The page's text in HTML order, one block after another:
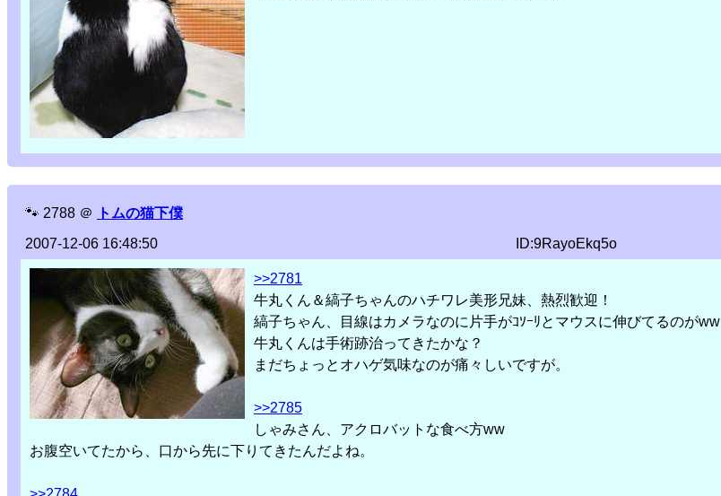
🐾 2788 ＠
トムの猫下僕
2007-12-06 16:48:50
ID:9RayoEkq5o
>>2781
牛丸くん＆縞子ちゃんのハチワレ美形兄妹、熱烈歓迎！
縞子ちゃん、目線はカメラなのに片手がｺｿｰﾘとマウスに伸びてるのがww
牛丸くんは手術跡治ってきたかな？
まだちょっとオハゲ気味なのが痛々しいですが。
>>2785
しゃみさん、アクロバットな食べ方ww
お腹空いてたから、口から先に下りてきたんだよね。